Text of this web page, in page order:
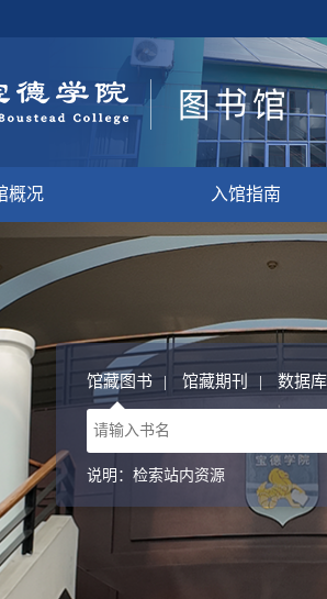
概况 入馆指南
馆藏图书 | 馆藏期刊 | 数据
说明：检索站内资源